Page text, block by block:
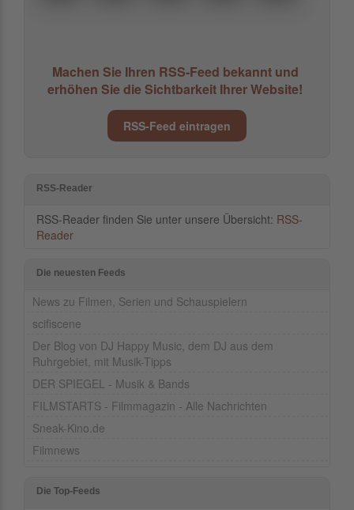
Machen Sie Ihren RSS-Feed bekannt und
erhöhen Sie die Sichtbarkeit Ihrer Website!
RSS-Feed eintragen
RSS-Reader
RSS-Reader finden Sie unter unsere Übersicht: RSS-
Reader
Die neuesten Feeds
News zu Filmen, Serien und Schauspielern
scifiscene
Der Blog von DJ Happy Music, dem DJ aus dem
Ruhrgebiet, mit Musik-Tipps
DER SPIEGEL - Musik & Bands
FILMSTARTS - Filmmagazin - Alle Nachrichten
Sneak-Kino.de
Filmnews
Die Top-Feeds